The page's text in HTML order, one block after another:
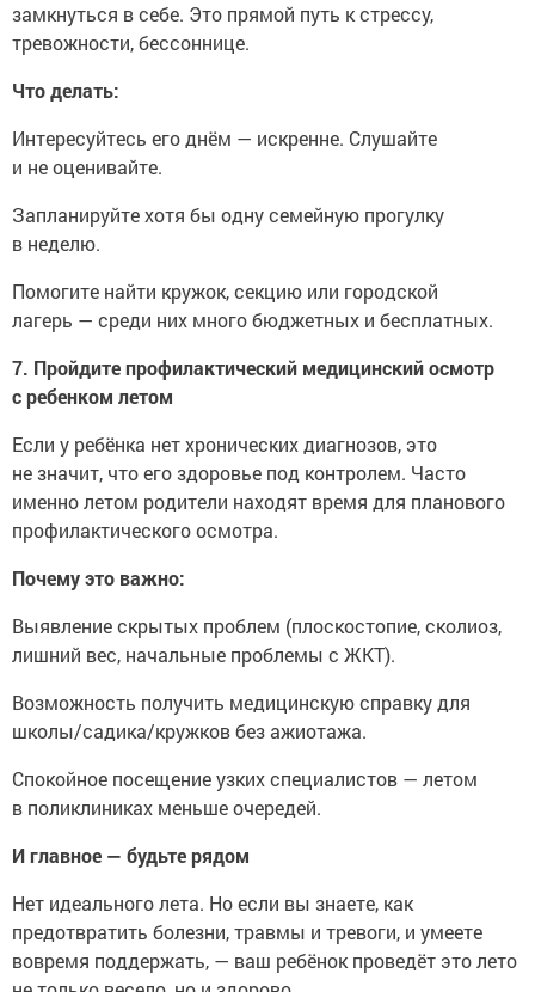
замкнуться в себе. Это прямой путь к стрессу,
тревожности, бессоннице.
Что делать:
Интересуйтесь его днём — искренне. Слушайте
и не оценивайте.
Запланируйте хотя бы одну семейную прогулку
в неделю.
Помогите найти кружок, секцию или городской
лагерь — среди них много бюджетных и бесплатных.
7. Пройдите профилактический медицинский осмотр
с ребенком летом
Если у ребёнка нет хронических диагнозов, это
не значит, что его здоровье под контролем. Часто
именно летом родители находят время для планового
профилактического осмотра.
Почему это важно:
Выявление скрытых проблем (плоскостопие, сколиоз,
лишний вес, начальные проблемы с ЖКТ).
Возможность получить медицинскую справку для
школы/садика/кружков без ажиотажа.
Спокойное посещение узких специалистов — летом
в поликлиниках меньше очередей.
И главное — будьте рядом
Нет идеального лета. Но если вы знаете, как
предотвратить болезни, травмы и тревоги, и умеете
вовремя поддержать, — ваш ребёнок проведёт это лето